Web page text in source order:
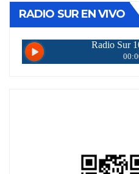
RADIO SUR EN VIVO